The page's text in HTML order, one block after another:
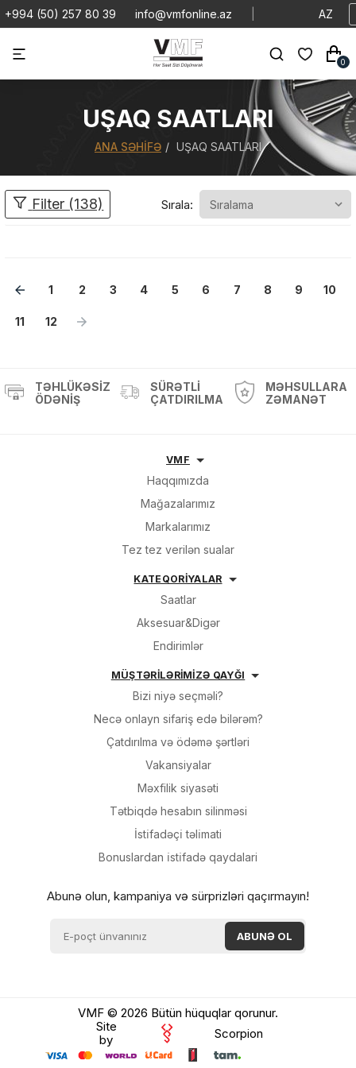
+994 (50) 257 80 39 info@vmfonline.az AZ
0
UŞAQ SAATLARI
ANA SƏHIFƏ UŞAQ SAATLARI
Filter (138) Sırala:
1 2 3 4 5 6 7 8 9 10
11 12
Sifarişi rəsmiləşdir
Alış-verişə davam et
OK
TƏHLÜKƏSIZ
ÖDƏNIŞ
SÜRƏTLI
ÇATDIRILMA
MƏHSULLARA
ZƏMANƏT
VMF
Haqqımızda
Mağazalarımız
Markalarımız
Tez tez verilən sualar
KATEQORİYALAR
Saatlar
Aksesuar&Digər
Endirimlər
MÜŞTƏRİLƏRİMİZƏ QAYĞI
Bizi niyə seçməli?
Necə onlayn sifariş edə bilərəm?
Çatdırılma və ödəmə şərtləri
Vakansiyalar
Məxfilik siyasəti
Tətbiqdə hesabın silinməsi
İsti̇fadəçi̇ təli̇mati
Bonuslardan i̇sti̇fadə qaydalari
Abunə olun, kampaniya və sürprizləri qaçırmayın!
VMF © 2026 Bütün hüquqlar qorunur.
Site
by
Scorpion